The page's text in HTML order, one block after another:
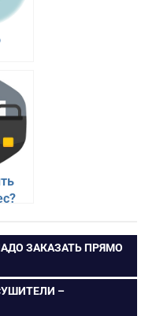
ЗАКАЗАТЬ ПРЯМО
–